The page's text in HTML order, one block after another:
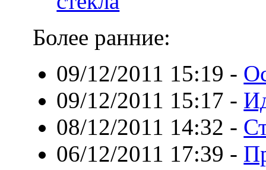
Более ранние:
09/12/2011 15:19 -
09/12/2011 15:17 -
08/12/2011 14:32 -
06/12/2011 17:39 -